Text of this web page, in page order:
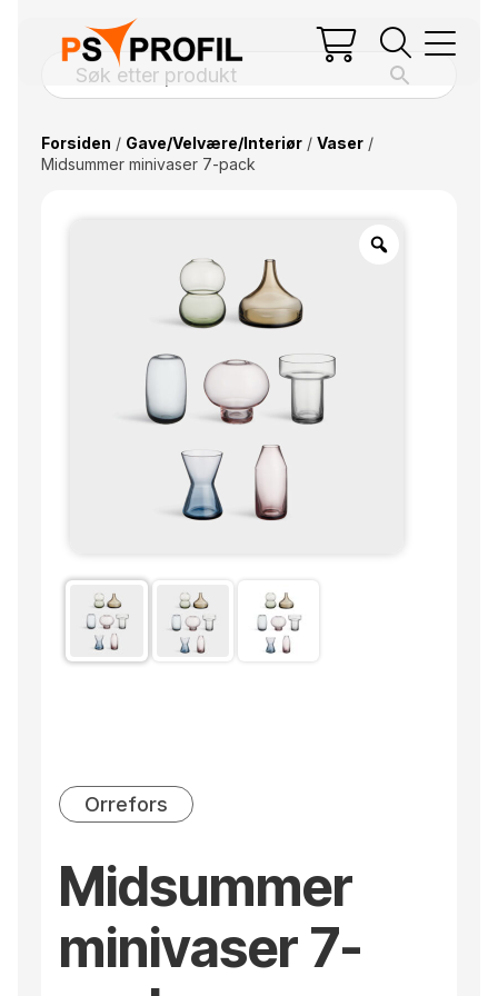
Forsiden / Gave/Velvære/Interiør/ Vaser/
Midsummer minivaser 7-pack
Orrefors
Midsummer
minivaser 7-